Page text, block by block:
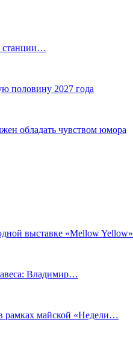
станции…
половину 2027 года
обладать чувством юмора
выставке «Mellow Yellow»
Владимир…
рамках майской «Недели…